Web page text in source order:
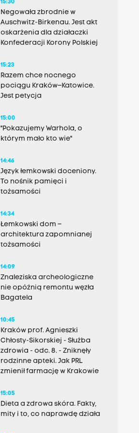
15:30
Negowała zbrodnie w
Auschwitz-Birkenau. Jest akt
oskarżenia dla działaczki
Konfederacji Korony Polskiej
15:23
Razem chce nocnego
pociągu Kraków–Katowice.
Jest petycja
15:00
"Pokazujemy Warhola, o
którym mało kto wie"
14:46
Język łemkowski doceniony.
To nośnik pamięci i
tożsamości
14:34
Łemkowski dom –
architektura zapomnianej
tożsamości
14:09
Znaleziska archeologiczne
nie opóźnią remontu węzła
Bagatela
10:45
Kraków prof. Agnieszki
Chłosty-Sikorskiej - Służba
zdrowia - odc. 8. - Zniknęły
rodzinne apteki. Jak PRL
zmienił farmację w Krakowie
15:05
Dieta a zdrowa skóra. Fakty,
mity i to, co naprawdę działa